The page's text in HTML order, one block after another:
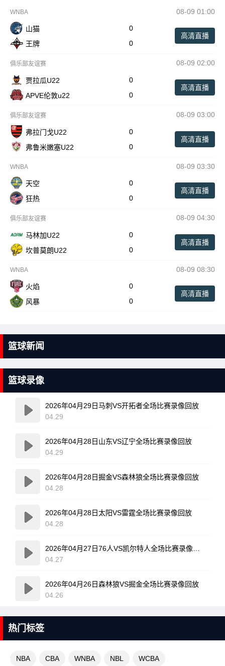
WNBA 08-09 01:00
山猫
0
王牌
0
高清直播
俱乐部友谊赛 08-09 02:00
贾拉瓜U22
0
APVE伦敦u22
0
高清直播
俱乐部友谊赛 08-09 03:00
弗拉门戈U22
0
弗鲁米嫩塞U22
0
高清直播
WNBA 08-09 03:30
天空
0
狂热
0
高清直播
俱乐部友谊赛 08-09 04:30
马林加U22
0
坎普莫朗U22
0
高清直播
WNBA 08-09 08:30
火焰
0
风暴
0
高清直播
篮球新闻
篮球录像
2026年04月29日马刺VS开拓者全场比赛录像回放
04.29
2026年04月28日山东VS辽宁全场比赛录像回放
04.29
2026年04月28日掘金VS森林狼全场比赛录像回放
04.28
2026年04月28日太阳VS雷霆全场比赛录像回放
04.28
04.27
2026年04月26日森林狼VS掘金全场比赛录像回放
04.26
热门标签
NBA CBA WNBA NBL WCBA